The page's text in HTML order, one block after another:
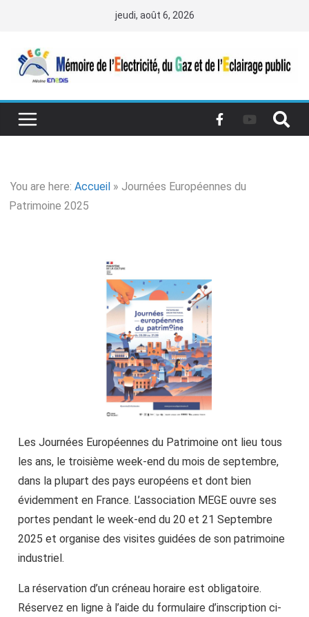
jeudi, août 6, 2026
You are here: Accueil »Journées Européennes du
Patrimoine 2025
Les Journées Européennes du Patrimoine ont lieu tous
les ans, le troisième week-end du mois de septembre,
dans la plupart des pays européens et dont bien
évidemment en France. L’association MEGE ouvre ses
portes pendant le week-end du 20 et 21 Septembre
2025 et organise des visites guidées de son patrimoine
industriel.
La réservation d’un créneau horaire est obligatoire.
Réservez en ligne à l’aide du formulaire d’inscription ci-